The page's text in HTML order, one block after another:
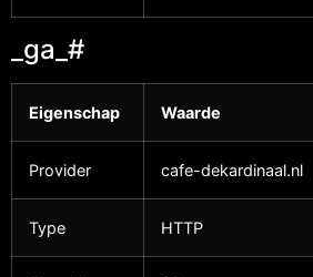
_ga_#
Eigenschap Waarde
Provider cafe-dekardinaal.nl
Type HTTP